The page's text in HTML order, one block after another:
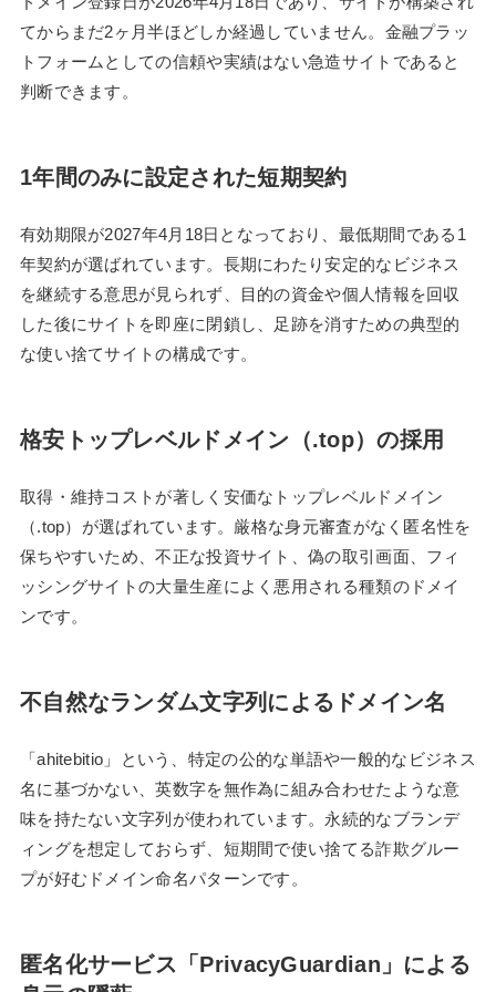
てからまだ2ヶ月半ほどしか経過していません。金融プラッ
トフォームとしての信頼や実績はない急造サイトであると
判断できます。
1年間のみに設定された短期契約
有効期限が2027年4月18日となっており、最低期間である1
年契約が選ばれています。長期にわたり安定的なビジネス
を継続する意思が見られず、目的の資金や個人情報を回収
した後にサイトを即座に閉鎖し、足跡を消すための典型的
な使い捨てサイトの構成です。
格安トップレベルドメイン（.top）の採用
取得・維持コストが著しく安価なトップレベルドメイン
（.top）が選ばれています。厳格な身元審査がなく匿名性を
保ちやすいため、不正な投資サイト、偽の取引画面、フィ
ッシングサイトの大量生産によく悪用される種類のドメイ
ンです。
不自然なランダム文字列によるドメイン名
「ahitebitio」という、特定の公的な単語や一般的なビジネス
名に基づかない、英数字を無作為に組み合わせたような意
味を持たない文字列が使われています。永続的なブランデ
ィングを想定しておらず、短期間で使い捨てる詐欺グルー
プが好むドメイン命名パターンです。
匿名化サービス「PrivacyGuardian」による